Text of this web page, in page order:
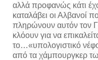
αλλά προφανώς κάτι
καταλάβει οι Αλβανοί
πληρώνουν αυτόν τον
κλόουν για να
το…«υπολογιστικό
από τα χάμπουργκερ